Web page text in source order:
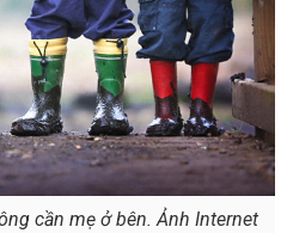
cần mẹ ở bên. Ảnh Internet